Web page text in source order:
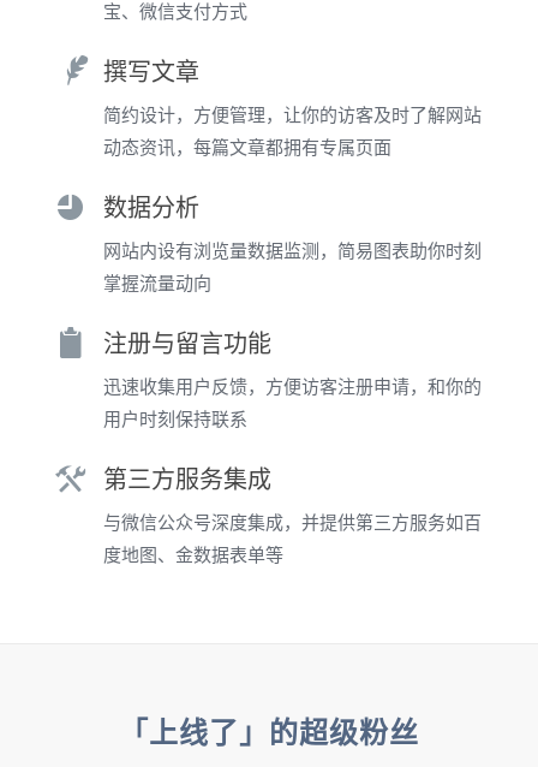
宝、微信支付方式
撰写文章
简约设计，方便管理，让你的访客及时了解网站
动态资讯，每篇文章都拥有专属页面
数据分析
网站内设有浏览量数据监测，简易图表助你时刻
掌握流量动向
注册与留言功能
迅速收集用户反馈，方便访客注册申请，和你的
用户时刻保持联系
第三方服务集成
与微信公众号深度集成，并提供第三方服务如百
度地图、金数据表单等
「上线了」的超级粉丝